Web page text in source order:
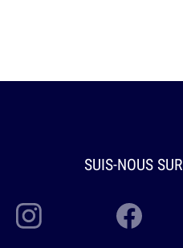
SUIS-NOUS SUR